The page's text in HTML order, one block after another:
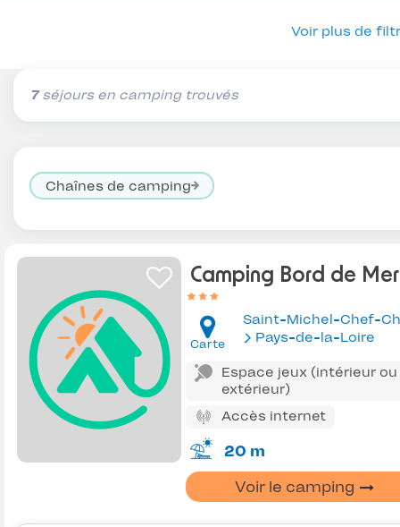
Voir plus de
7séjours en camping trouvés
Chaînes de camping
Camping Bord de Mer
Carte
Saint-Michel-Chef-
Pays-de-la-Loire
Espace jeux (intérieur ou
extérieur)
Accès internet
20 m
Voir le camping